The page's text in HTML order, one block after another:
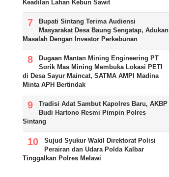
Keadilan Lahan Kebun Sawit
Bupati Sintang Terima Audiensi
Masyarakat Desa Baung Sengatap, Adukan
Masalah Dengan Investor Perkebunan
Dugaan Mantan Mining Engineering PT
Sorik Mas Mining Membuka Lokasi PETI
di Desa Sayur Maincat, SATMA AMPI Madina
Minta APH Bertindak
Tradisi Adat Sambut Kapolres Baru, AKBP
Budi Hartono Resmi Pimpin Polres
Sintang
Sujud Syukur Wakil Direktorat Polisi
Perairan dan Udara Polda Kalbar
Tinggalkan Polres Melawi